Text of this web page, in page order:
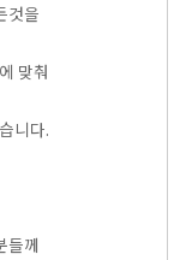
것을
맞춰
니다.
들께